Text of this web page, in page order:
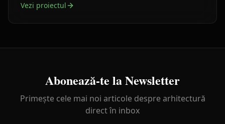
Vezi proiectul
Abonează-te la Newsletter
Primește cele mai noi articole despre arhitectură
direct în inbox